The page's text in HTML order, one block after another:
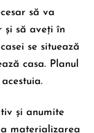
să va
și să aveți în
se situează
casa. Planul
și anumite
materializarea